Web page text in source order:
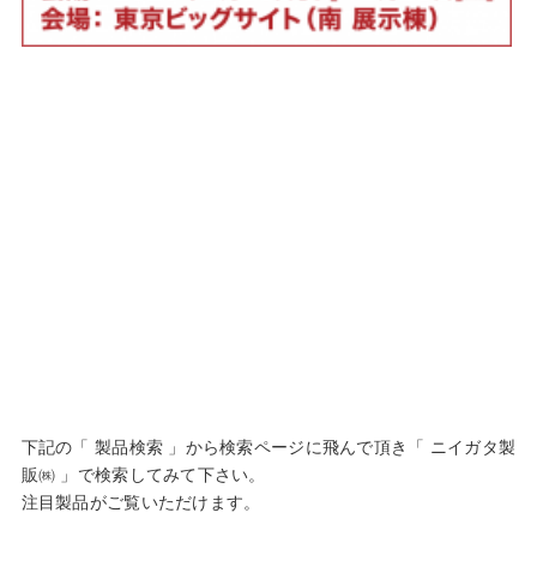
下記の「 製品検索 」から検索ページに飛んで頂き「 ニイガタ製
販㈱ 」で検索してみて下さい。
注目製品がご覧いただけます。